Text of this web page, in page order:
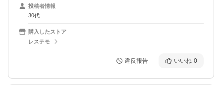
投稿者情報
30代
購入したストア
レステモ
違反報告 いいね 0